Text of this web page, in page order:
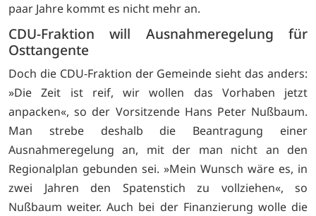
paar Jahre kommt es nicht mehr an.
CDU-Fraktion will Ausnahmeregelung für
Osttangente
Doch die CDU-Fraktion der Gemeinde sieht das anders:
»Die Zeit ist reif, wir wollen das Vorhaben jetzt
anpacken«, so der Vorsitzende Hans Peter Nußbaum.
Man strebe deshalb die Beantragung einer
Ausnahmeregelung an, mit der man nicht an den
Regionalplan gebunden sei. »Mein Wunsch wäre es, in
zwei Jahren den Spatenstich zu vollziehen«, so
Nußbaum weiter. Auch bei der Finanzierung wolle die